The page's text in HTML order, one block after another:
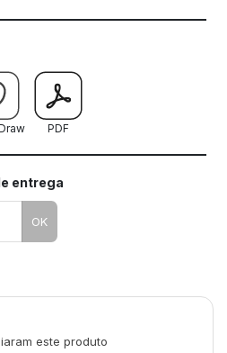
como utilizar os nossos gabaritos
PDF
entrega
OK
este produto